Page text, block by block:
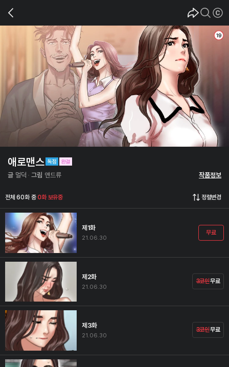
애로맨스
글 멀덕 그림 앤드류 작품정보
전체 60화 중 0화 보유중 정렬변경
제1화
21.06.30
무료
제2화
21.06.30
3코인무료
제3화
21.06.30
3코인무료